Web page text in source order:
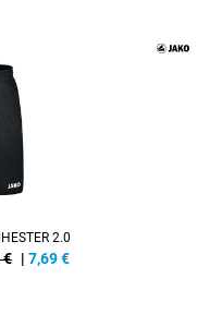
2.0
€ | 7,69€